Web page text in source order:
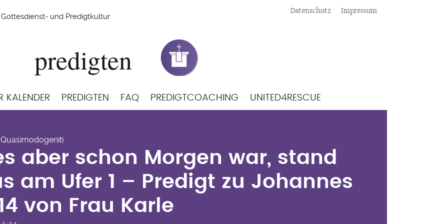
und Predigtkultur
Meta
Datenschutz Impressum
KALENDER PREDIGTEN FAQ PREDIGTCOACHING UNITED4RESCUE
am Ufer 1 – Predigt zu Johannes
14 von Frau Karle
Quasimodogeniti
aber schon Morgen war, stand
am Ufer 1 – Predigt zu Johannes
von Frau Karle